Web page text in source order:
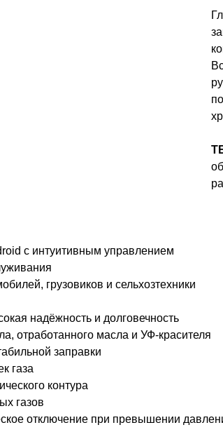
с интуитивным управлением
грузовиков и сельхозтехники
надёжность и долговечность
отработанного масла и УФ-красителя
заправки
газа
контура
газов
отключение при превышении